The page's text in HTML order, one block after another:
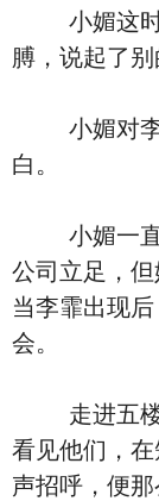
小媚这时
膊，说起了别
小媚对李
白。
小媚一直
公司立足，但
当李霏出现
会。
走进五楼
看见他们，
声招呼，便那